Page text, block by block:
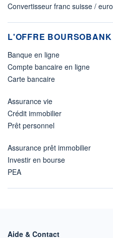
Convertisseur franc suisse / euro
L'OFFRE BOURSOBANK
Banque en ligne
Compte bancaire en ligne
Carte bancaire
Assurance vie
Crédit immobilier
Prêt personnel
Assurance prêt immobilier
Investir en bourse
PEA
Aide & Contact